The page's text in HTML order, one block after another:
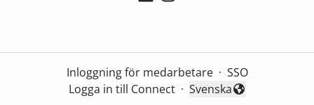
Inloggning för medarbetare · SSO
Logga in till Connect · Byt språk
Svenska